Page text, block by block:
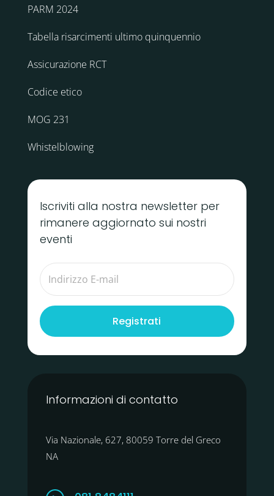
PARM 2024
Tabella risarcimenti ultimo quinquennio
Assicurazione RCT
Codice etico
MOG 231
Whistelblowing
Iscriviti alla nostra newsletter per
rimanere aggiornato sui nostri
eventi
Registrati
Informazioni di contatto
Via Nazionale, 627, 80059 Torre del Greco
NA